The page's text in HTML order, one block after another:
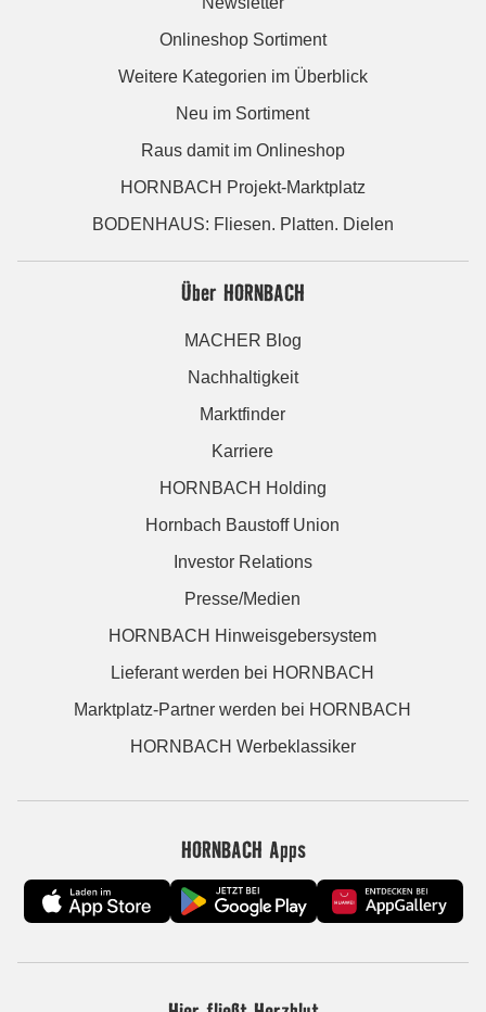
Onlineshop Sortiment
Weitere Kategorien im Überblick
Neu im Sortiment
Raus damit im Onlineshop
HORNBACH Projekt-Marktplatz
BODENHAUS: Fliesen. Platten. Dielen
Über HORNBACH
MACHER Blog
Nachhaltigkeit
Marktfinder
Karriere
HORNBACH Holding
Hornbach Baustoff Union
Investor Relations
Presse/Medien
HORNBACH Hinweisgebersystem
Lieferant werden bei HORNBACH
Marktplatz-Partner werden bei HORNBACH
HORNBACH Werbeklassiker
HORNBACH Apps